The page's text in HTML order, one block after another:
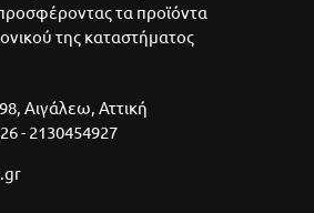
τα προϊόντα
της καταστήματος
Αιγάλεω, Αττική
- 2130454927